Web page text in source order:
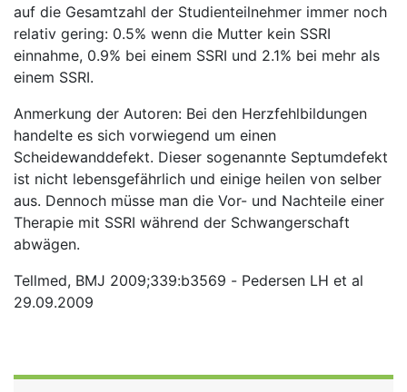
auf die Gesamtzahl der Studienteilnehmer immer noch
relativ gering: 0.5% wenn die Mutter kein SSRI
einnahme, 0.9% bei einem SSRI und 2.1% bei mehr als
einem SSRI.
Anmerkung der Autoren: Bei den Herzfehlbildungen
handelte es sich vorwiegend um einen
Scheidewanddefekt. Dieser sogenannte Septumdefekt
ist nicht lebensgefährlich und einige heilen von selber
aus. Dennoch müsse man die Vor- und Nachteile einer
Therapie mit SSRI während der Schwangerschaft
abwägen.
Tellmed, BMJ 2009;339:b3569 - Pedersen LH et al
29.09.2009